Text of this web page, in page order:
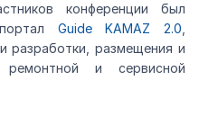
конференции был
Guide KAMAZ 2.0
разработки, размещения и
ремонтной и сервисной